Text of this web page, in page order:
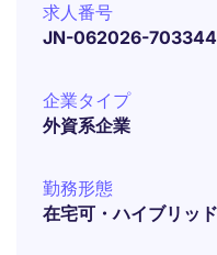
求人番号
JN-062026-
企業タイプ
外資系企業
勤務形態
在宅可・ハイブリッ